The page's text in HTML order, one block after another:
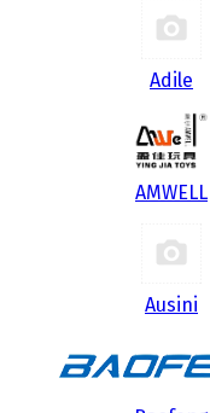
Adile
AMWELL
Ausini